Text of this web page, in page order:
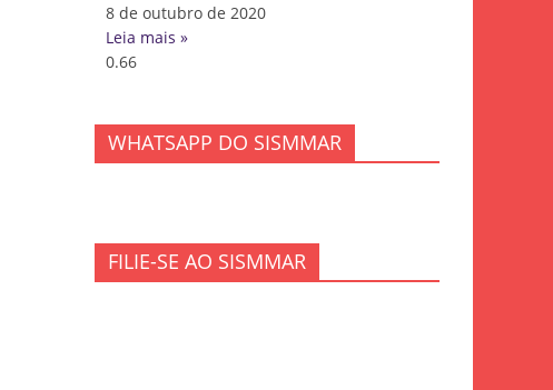
8 de outubro de 2020
Leia mais »
WHATSAPP DO SISMMAR
FILIE-SE AO SISMMAR